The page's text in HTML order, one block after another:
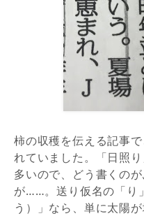
柿の収穫を伝える記事
れていました。「日照
多いので、どう書くの
が……。送り仮名の「り
う）」なら、単に太陽